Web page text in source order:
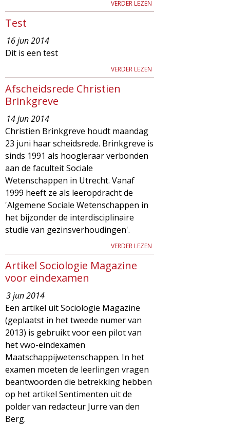
VERDER LEZEN
Test
16 jun 2014
Dit is een test
VERDER LEZEN
Afscheidsrede Christien
Brinkgreve
14 jun 2014
Christien Brinkgreve houdt maandag
23 juni haar scheidsrede. Brinkgreve is
sinds 1991 als hoogleraar verbonden
aan de faculteit Sociale
Wetenschappen in Utrecht. Vanaf
1999 heeft ze als leeropdracht de
'Algemene Sociale Wetenschappen in
het bijzonder de interdisciplinaire
studie van gezinsverhoudingen'.
VERDER LEZEN
Artikel Sociologie Magazine
voor eindexamen
3 jun 2014
Een artikel uit Sociologie Magazine
(geplaatst in het tweede numer van
2013) is gebruikt voor een pilot van
het vwo-eindexamen
Maatschappijwetenschappen. In het
examen moeten de leerlingen vragen
beantwoorden die betrekking hebben
op het artikel Sentimenten uit de
polder van redacteur Jurre van den
Berg.